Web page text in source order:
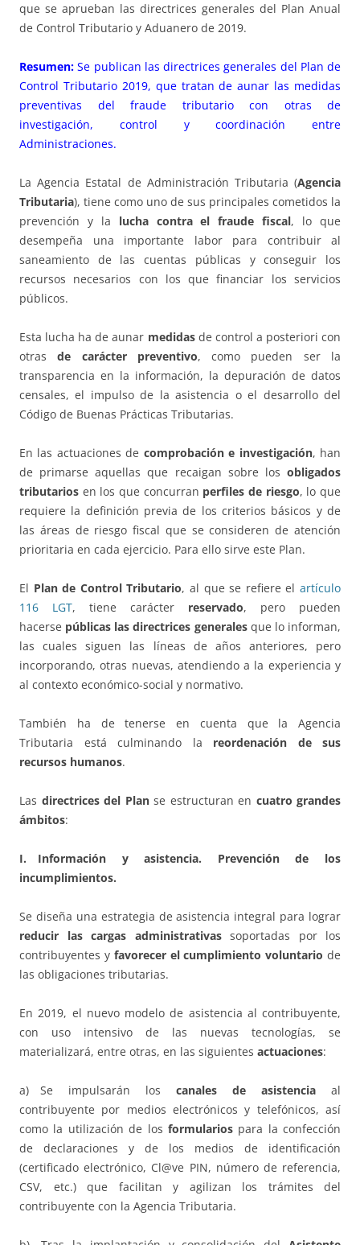
que se aprueban las directrices generales del Plan Anual
de Control Tributario y Aduanero de 2019.
Resumen: Se publican las directrices generales del Plan de
Control Tributario 2019, que tratan de aunar las medidas
preventivas del fraude tributario con otras de
investigación, control y coordinación entre
Administraciones.
La Agencia Estatal de Administración Tributaria (Agencia
Tributaria), tiene como uno de sus principales cometidos la
prevención y la lucha contra el fraude fiscal, lo que
desempeña una importante labor para contribuir al
saneamiento de las cuentas públicas y conseguir los
recursos necesarios con los que financiar los servicios
públicos.
Esta lucha ha de aunar medidasde control a posteriori con
otrasde carácter preventivo, como pueden ser la
transparencia en la información, la depuración de datos
censales, el impulso de la asistencia o el desarrollo del
Código de Buenas Prácticas Tributarias.
En las actuaciones de comprobación e investigación, han
de primarse aquellas que recaigan sobre los obligados
tributarios en los que concurran perfiles de riesgo, lo que
requiere la definición previa de los criterios básicos y de
las áreas de riesgo fiscal que se consideren de atención
prioritaria en cada ejercicio. Para ello sirve este Plan.
El Plan de Control Tributario, al que se refiere elartículo
116 LGT, tiene carácter reservado, pero pueden
hacerse públicas las directrices generalesque lo informan,
las cuales siguen las líneas de años anteriores, pero
incorporando, otras nuevas, atendiendo a la experiencia y
al contexto económico-social y normativo.
También ha de tenerse en cuenta que la Agencia
Tributaria está culminando la reordenación de sus
recursos humanos.
Las directrices del Planse estructuran en cuatro grandes
ámbitos:
I. Información y asistencia. Prevención de los
incumplimientos.
Se diseña una estrategia de asistencia integral para lograr
reducir las cargas administrativassoportadas por los
contribuyentes y favorecer el cumplimiento voluntario de
las obligaciones tributarias.
En 2019, el nuevo modelo de asistencia al contribuyente,
con uso intensivo de las nuevas tecnologías, se
materializará, entre otras, en las siguientes actuaciones:
a) Se impulsarán los canales de asistencia al
contribuyente por medios electrónicos y telefónicos, así
como la utilización de los formulariospara la confección
de declaraciones y de los medios de identificación
(certificado electrónico, Cl@ve PIN, número de referencia,
CSV, etc.) que facilitan y agilizan los trámites del
contribuyente con la Agencia Tributaria.